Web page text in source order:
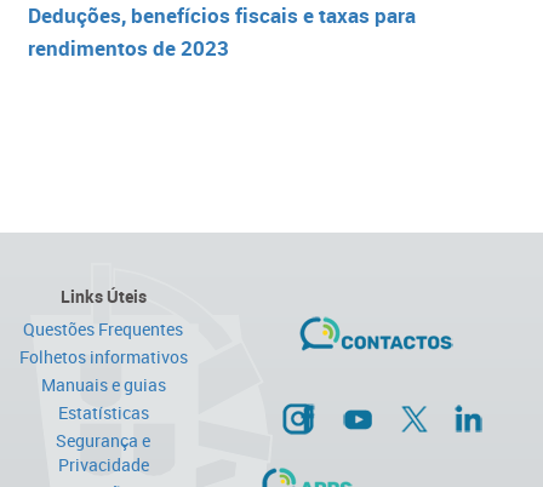
Dedu​ções, benefícios fiscais e taxas para
rendimentos de 2023​​
Links Úteis
Questões Frequentes
Folhetos informativos
Manuais e guias
Estatísticas
Segurança e
Privacidade